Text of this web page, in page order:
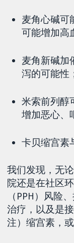
麦角心碱可
可能增加高
麦角新碱加
泻的可能性
米索前列醇
增加恶心、
卡贝缩宫素
我们发现，无
院还是在社区
（PPH）风险
治疗，以及是
注）缩宫素，